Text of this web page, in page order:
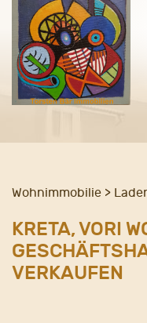
Wohnimmobilie >
KRETA, VORI
VERKAUFEN